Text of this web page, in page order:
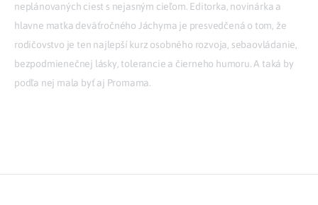
neplánovaných ciest s nejasným cieľom. Editorka, novinárka a
hlavne matka deväťročného Jáchyma je presvedčená o tom, že
rodičovstvo je ten najlepší kurz osobného rozvoja, sebaovládanie,
bezpodmienečnej lásky, tolerancie a čierneho humoru. A taká by
podľa nej mala byť aj Promama.